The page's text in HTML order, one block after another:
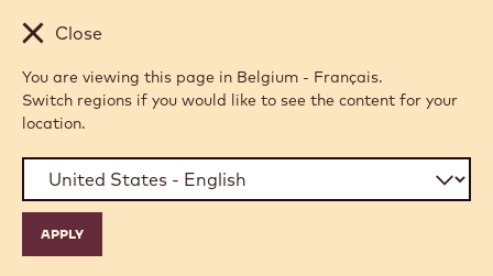
Skip to main content
Close
You are viewing this page in Belgium - Français.
Switch regions if you would like to see the content for your
location.